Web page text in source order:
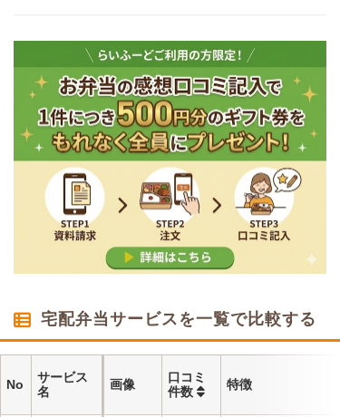
宅配弁当サービスを一覧で比較する
No
サービス
名
画像
口コミ
件数
特徴